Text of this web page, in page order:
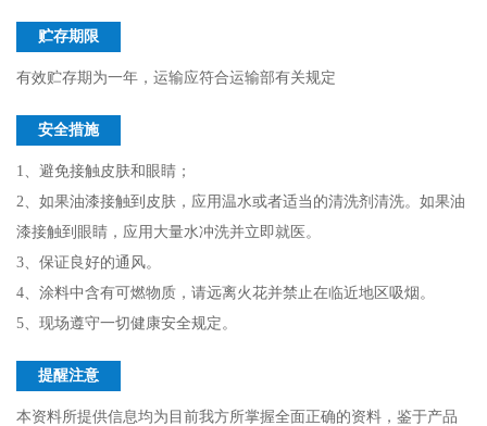
贮存期限
有效贮存期为一年，运输应符合运输部有关规定
安全措施
1、避免接触皮肤和眼睛；
2、如果油漆接触到皮肤，应用温水或者适当的清洗剂清洗。如果油
漆接触到眼睛，应用大量水冲洗并立即就医。
3、保证良好的通风。
4、涂料中含有可燃物质，请远离火花并禁止在临近地区吸烟。
5、现场遵守一切健康安全规定。
提醒注意
本资料所提供信息均为目前我方所掌握全面正确的资料，鉴于产品